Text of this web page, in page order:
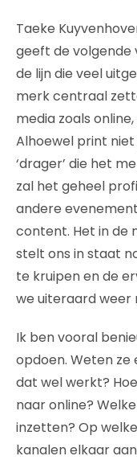
Taeke
geeft de volgende
de lijn die veel
merk centraal
media zoals
Alhoewel print
‘drager’ die het
zal het geheel
andere
content. Het in de
stelt ons in staat
te kruipen en de
we uiteraard weer
Ik ben vooral
opdoen. Weten ze
dat wel werkt?
naar online?
inzetten? Op
kanalen elkaar